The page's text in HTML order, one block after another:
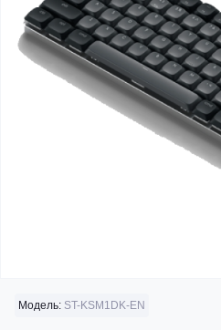
Модель: ST-KSM1DK-EN